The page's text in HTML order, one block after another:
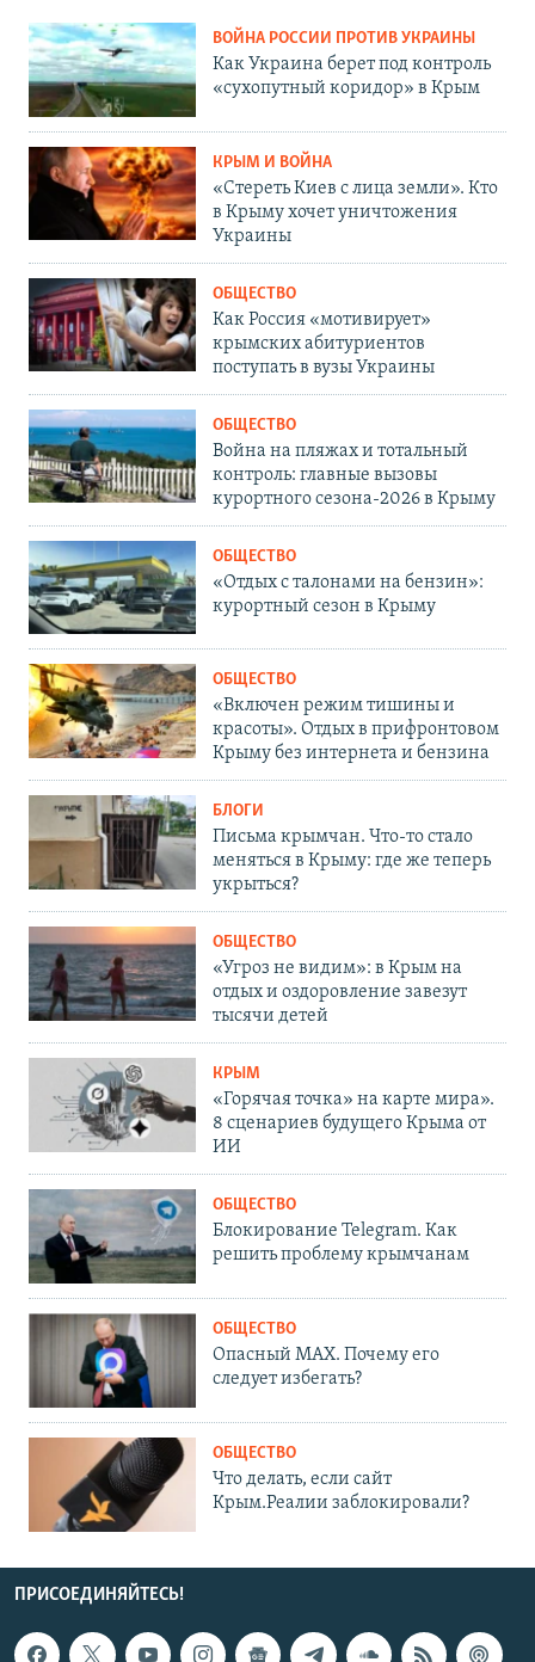
ВОЙНА РОССИИ ПРОТИВ УКРАИНЫ
Как Украина берет под контроль
«сухопутный коридор» в Крым
КРЫМ И ВОЙНА
«Стереть Киев с лица земли». Кто
в Крыму хочет уничтожения
Украины
ОБЩЕСТВО
Как Россия «мотивирует»
крымских абитуриентов
поступать в вузы Украины
ОБЩЕСТВО
Война на пляжах и тотальный
контроль: главные вызовы
курортного сезона-2026 в Крыму
ОБЩЕСТВО
«Отдых с талонами на бензин»:
курортный сезон в Крыму
ОБЩЕСТВО
«Включен режим тишины и
красоты». Отдых в прифронтовом
Крыму без интернета и бензина
БЛОГИ
Письма крымчан. Что-то стало
меняться в Крыму: где же теперь
укрыться?
ОБЩЕСТВО
«Угроз не видим»: в Крым на
отдых и оздоровление завезут
тысячи детей
КРЫМ
«Горячая точка» на карте мира».
8 сценариев будущего Крыма от
ИИ
ОБЩЕСТВО
Блокирование Telegram. Как
решить проблему крымчанам
ОБЩЕСТВО
Опасный MAX. Почему его
следует избегать?
ОБЩЕСТВО
Что делать, если сайт
Крым.Реалии заблокировали?
ПРИСОЕДИНЯЙТЕСЬ!